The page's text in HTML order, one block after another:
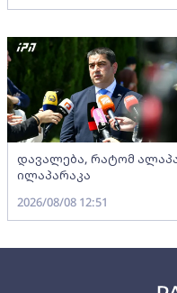
დავალება, რატომ
ილაპარაკა
2026/08/08 12:51